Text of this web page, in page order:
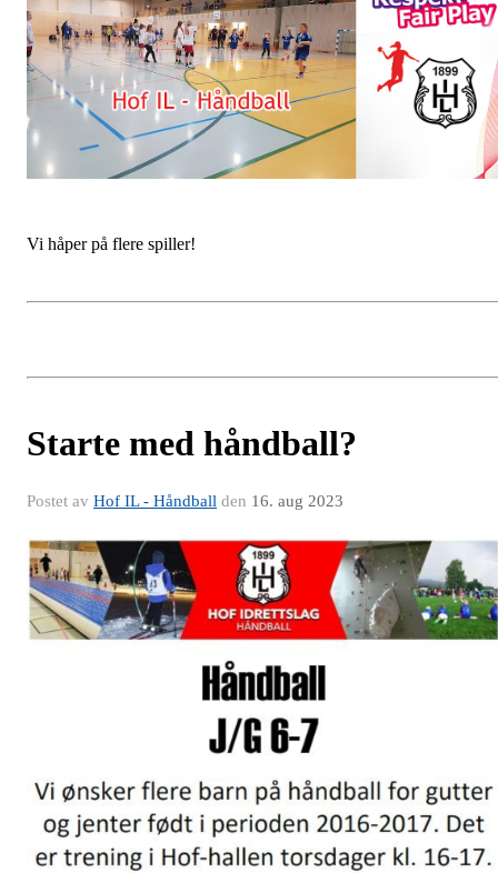
Vi håper på flere spiller!
Starte med håndball?
Postet av Hof IL - Håndball den 16. aug 2023